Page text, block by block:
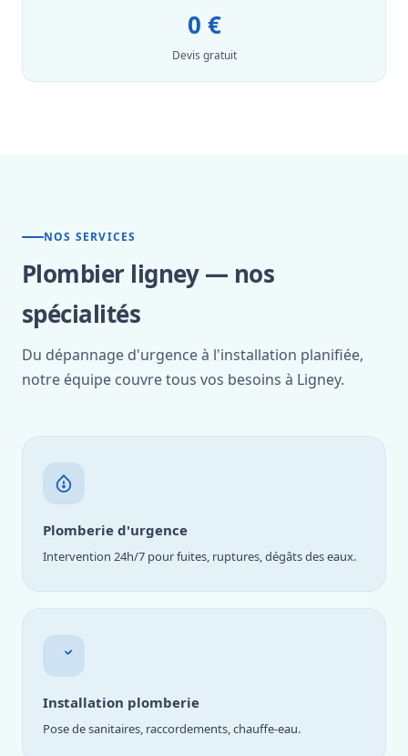
0 €
Devis gratuit
NOS SERVICES
Plombier ligney — nos
spécialités
Du dépannage d'urgence à l'installation planifiée,
notre équipe couvre tous vos besoins à Ligney.
Plomberie d'urgence
Intervention 24h/7 pour fuites, ruptures, dégâts des eaux.
Installation plomberie
Pose de sanitaires, raccordements, chauffe-eau.